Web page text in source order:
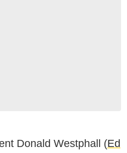
Donald Westphall (Ed